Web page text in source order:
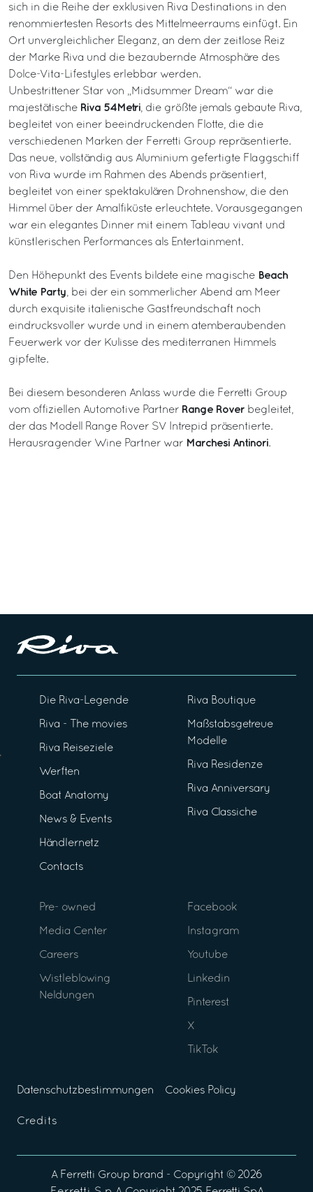
sich in die Reihe der exklusiven Riva Destinations in den
renommiertesten Resorts des Mittelmeerraums einfügt. Ein
Ort unvergleichlicher Eleganz, an dem der zeitlose Reiz
der Marke Riva und die bezaubernde Atmosphäre des
Dolce-Vita-Lifestyles erlebbar werden.
Unbestrittener Star von „Midsummer Dream“ war die
majestätische Riva 54Metri , die größte jemals gebaute Riva,
begleitet von einer beeindruckenden Flotte, die die
verschiedenen Marken der Ferretti Group repräsentierte.
Das neue, vollständig aus Aluminium gefertigte Flaggschiff
von Riva wurde im Rahmen des Abends präsentiert,
begleitet von einer spektakulären Drohnenshow, die den
Himmel über der Amalfiküste erleuchtete. Vorausgegangen
war ein elegantes Dinner mit einem Tableau vivant und
künstlerischen Performances als Entertainment.
Den Höhepunkt des Events bildete eine magische Beach
White Party , bei der ein sommerlicher Abend am Meer
durch exquisite italienische Gastfreundschaft noch
eindrucksvoller wurde und in einem atemberaubenden
Feuerwerk vor der Kulisse des mediterranen Himmels
gipfelte.
Bei diesem besonderen Anlass wurde die Ferretti Group
vom offiziellen Automotive Partner Range Rover begleitet,
der das Modell Range Rover SV Intrepid präsentierte.
Herausragender Wine Partner war Marchesi Antinori.
Die Riva-Legende
Riva - The movies
Riva Reiseziele
Werften
Boat Anatomy
News & Events
Händlernetz
Contacts
Riva Boutique
Maßstabsgetreue
Modelle
Riva Residenze
Riva Anniversary
Riva Classiche
Pre- owned
Media Center
Careers
Wistleblowing
Neldungen
Facebook
Instagram
Youtube
Linkedin
Pinterest
X
TikTok
Datenschutzbestimmungen Cookies Policy
Credits
A Ferretti Group brand - Copyright © 2026